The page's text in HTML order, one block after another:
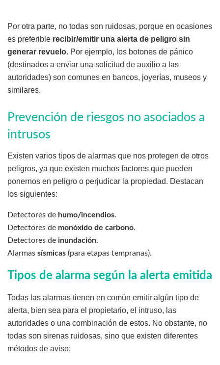
Por otra parte, no todas son ruidosas, porque en ocasiones
es preferible recibir/emitir una alerta de peligro sin
generar revuelo. Por ejemplo, los botones de pánico
(destinados a enviar una solicitud de auxilio a las
autoridades) son comunes en bancos, joyerías, museos y
similares.
Prevención de riesgos no asociados a
intrusos
Existen varios tipos de alarmas que nos protegen de otros
peligros, ya que existen muchos factores que pueden
ponernos en peligro o perjudicar la propiedad. Destacan
los siguientes:
Detectores de humo/incendios.
Detectores de monóxido de carbono.
Detectores de inundación.
Alarmas sísmicas (para etapas tempranas).
Tipos de alarma según la alerta emitida
Todas las alarmas tienen en común emitir algún tipo de
alerta, bien sea para el propietario, el intruso, las
autoridades o una combinación de estos. No obstante, no
todas son sirenas ruidosas, sino que existen diferentes
métodos de aviso: